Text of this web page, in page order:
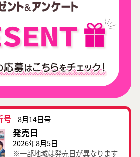
号 8月14日号
発売日
2026年8月5日
※一部地域は発売日が異なります